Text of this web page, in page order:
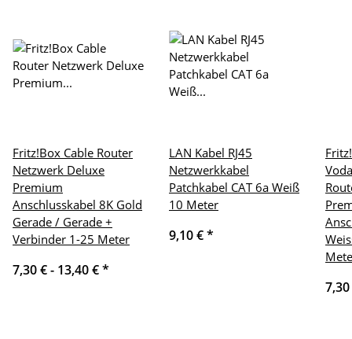
Fritz!Box Cable Router
Netzwerk Deluxe
Premium
Anschlusskabel 8K Gold
Gerade / Gerade +
Verbinder 1-25 Meter
7,30 € - 13,40 €*
LAN Kabel RJ45
Netzwerkkabel
Patchkabel CAT 6a Weiß
10 Meter
9,10 €*